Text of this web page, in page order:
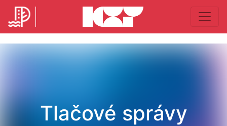
Tlačové správy